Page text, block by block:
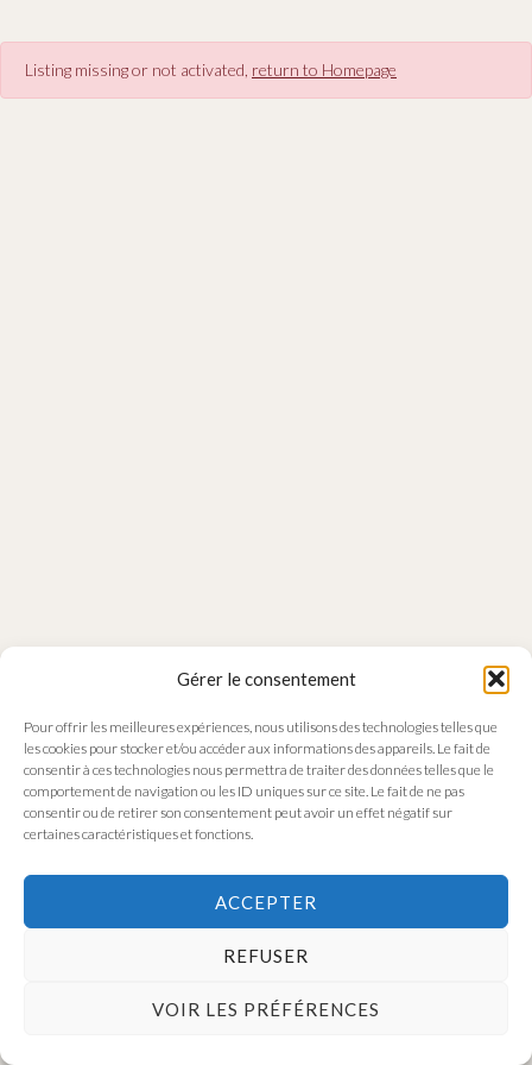
Gérer le consentement
Pour offrir les meilleures expériences, nous utilisons des technologies telles que
les cookies pour stocker et/ou accéder aux informations des appareils. Le fait de
consentir à ces technologies nous permettra de traiter des données telles que le
comportement de navigation ou les ID uniques sur ce site. Le fait de ne pas
consentir ou de retirer son consentement peut avoir un effet négatif sur
certaines caractéristiques et fonctions.
ACCEPTER
REFUSER
VOIR LES PRÉFÉRENCES
Listing missing or not activated, return to Homepage